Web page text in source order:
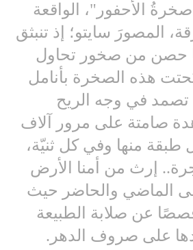
الأحفور"، الواقعة
المصورَ سايتو؛ إذ تنبثق
حصن من صخور تحاول
هذه الصخرة بأنامل
تصمد في وجه الريح
صامتة على مرور آلاف
طبقة منها وفي كل ثنيّة،
إرث من أمنا الأرض
الماضي والحاضر حيث
عن صلابة الطبيعة
على صروف الدهر.